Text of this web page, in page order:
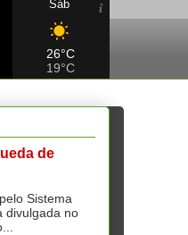
Sáb
26°C
19°C
de
Sistema
divulgada no